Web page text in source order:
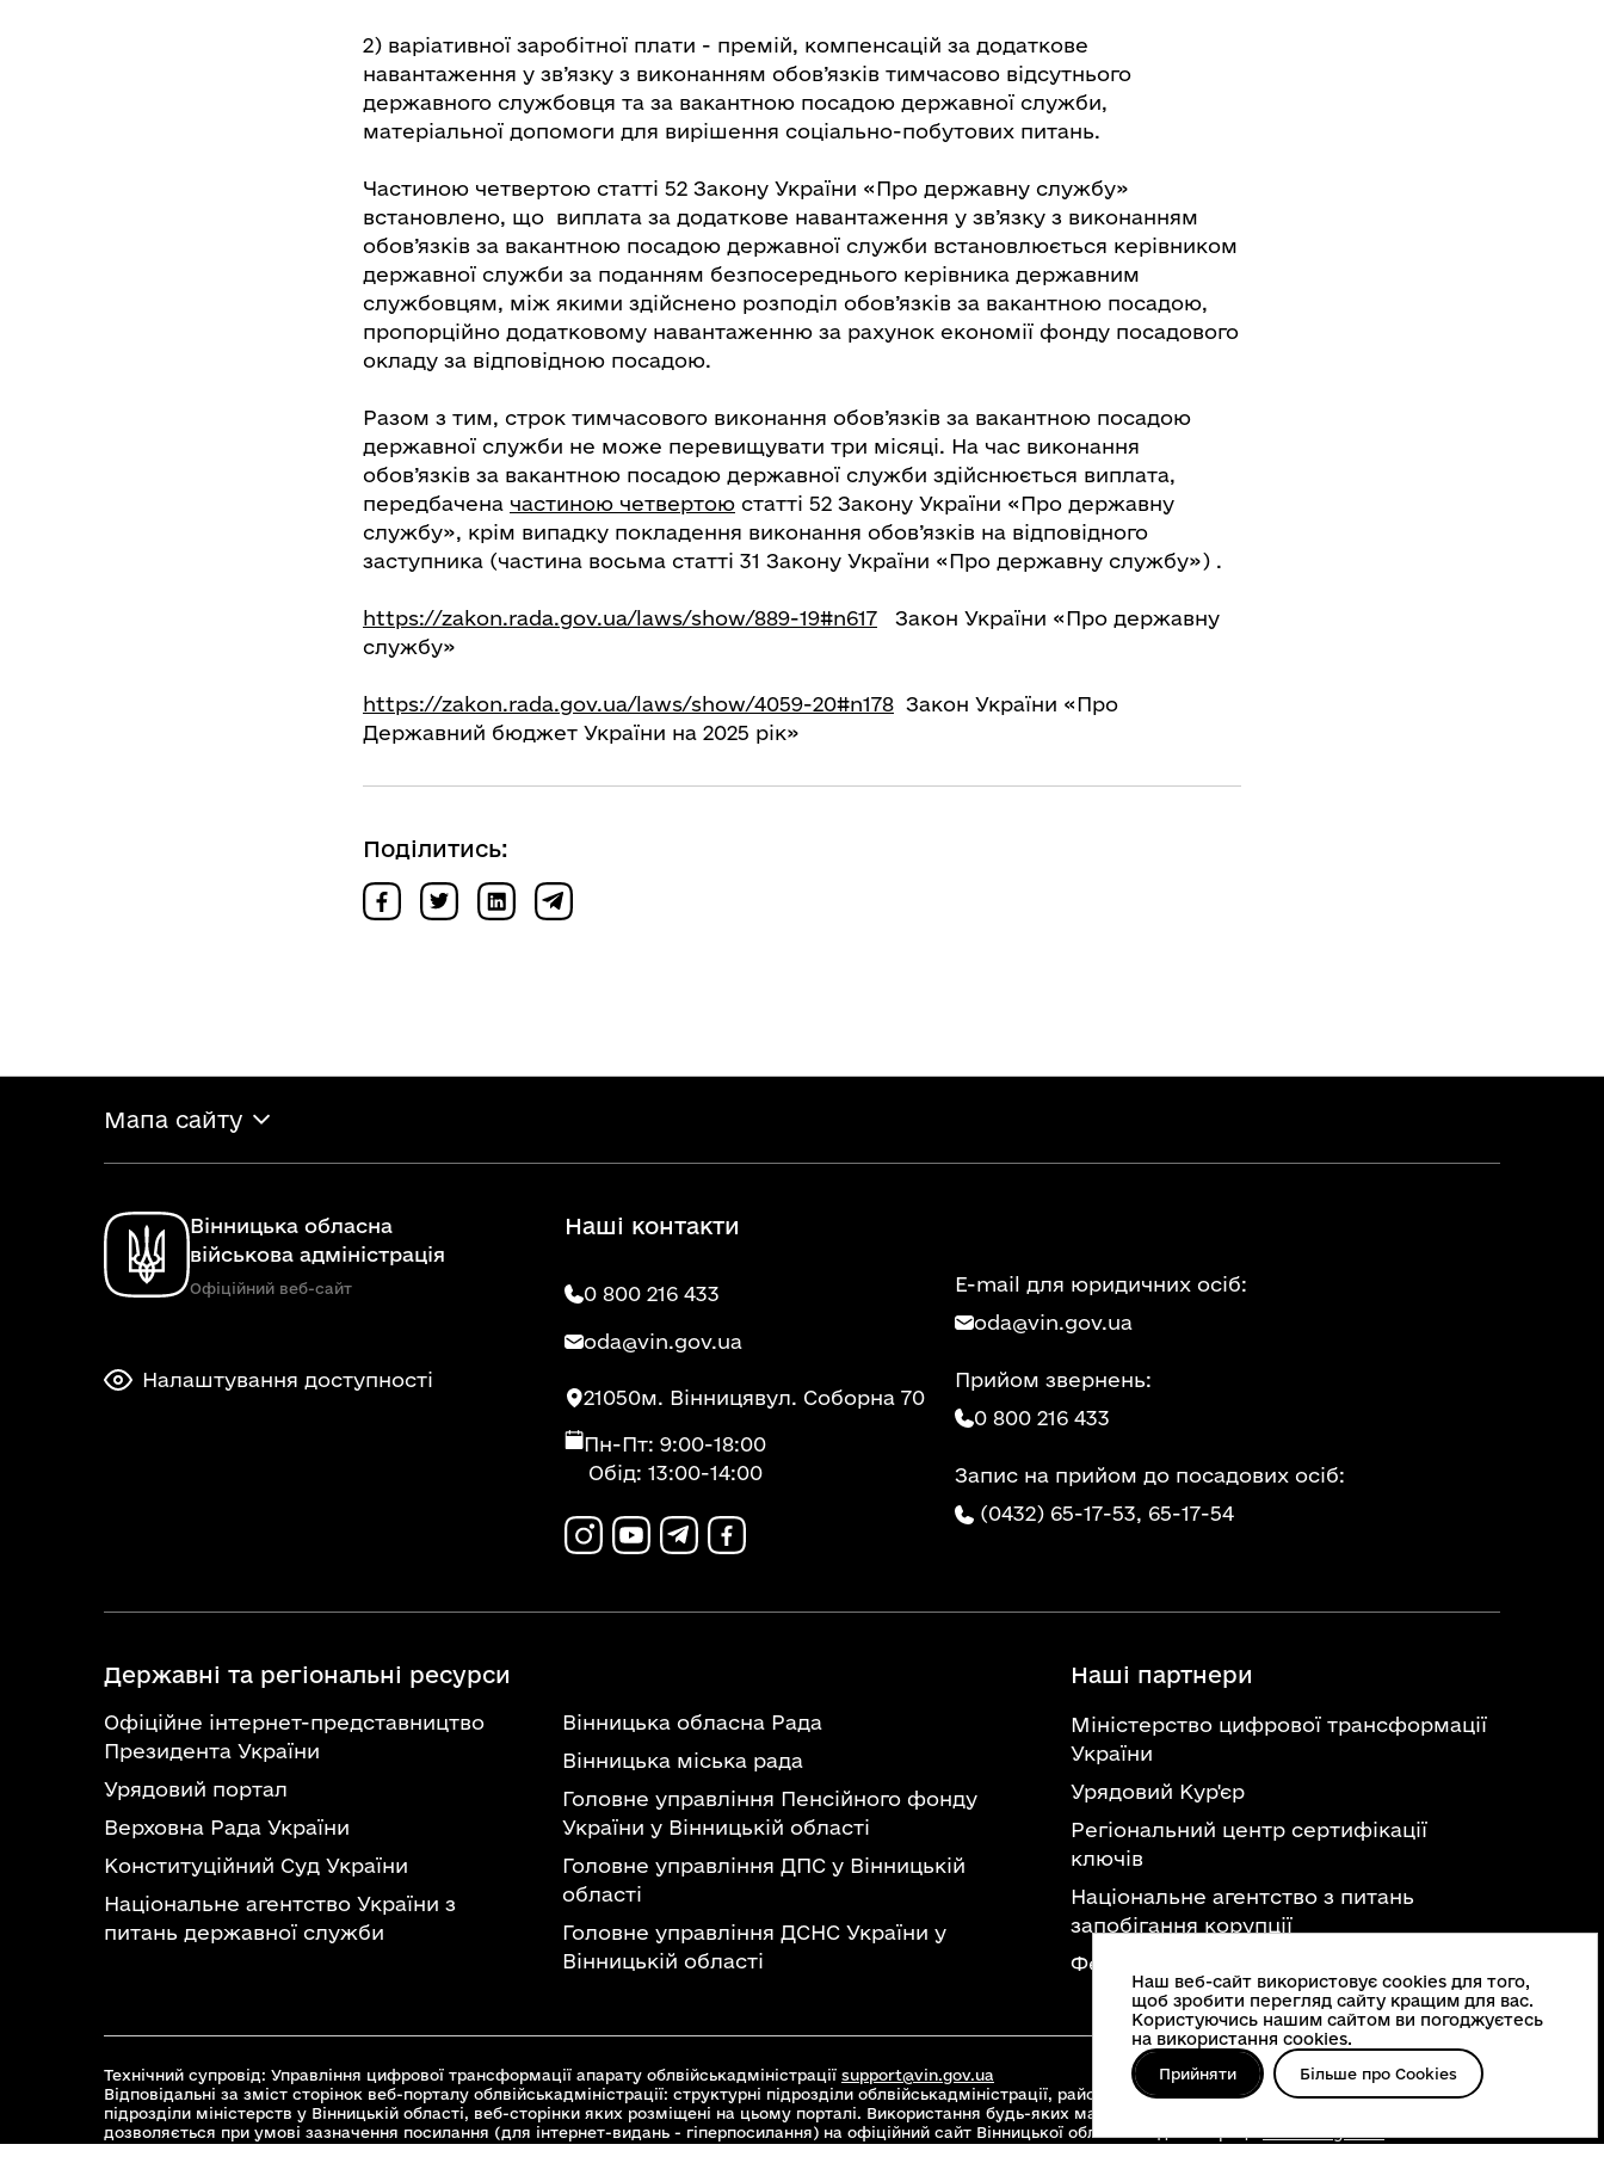
2) варіативної заробітної плати - премій, компенсацій за додаткове
навантаження у зв’язку з виконанням обов’язків тимчасово відсутнього
державного службовця та за вакантною посадою державної служби,
матеріальної допомоги для вирішення соціально-побутових питань.
Частиною четвертою статті 52 Закону України «Про державну службу»
встановлено, що виплата за додаткове навантаження у зв’язку з виконанням
обов’язків за вакантною посадою державної служби встановлюється керівником
державної служби за поданням безпосереднього керівника державним
службовцям, між якими здійснено розподіл обов’язків за вакантною посадою,
пропорційно додатковому навантаженню за рахунок економії фонду посадового
окладу за відповідною посадою.
Разом з тим, строк тимчасового виконання обов’язків за вакантною посадою
державної служби не може перевищувати три місяці. На час виконання
обов’язків за вакантною посадою державної служби здійснюється виплата,
передбачена частиною четвертою статті 52 Закону України «Про державну
службу», крім випадку покладення виконання обов’язків на відповідного
заступника (частина восьма статті 31 Закону України «Про державну службу») .
https://zakon.rada.gov.ua/laws/show/889-19#n617 Закон України «Про державну
службу»
https://zakon.rada.gov.ua/laws/show/4059-20#n178 Закон України «Про
Державний бюджет України на 2025 рік»
Поділитись:
Мапа сайту
Вінницька обласна
військова адміністрація
Офіційний веб-сайт
Налаштування доступності
Наші контакти
0 800 216 433
oda@vin.gov.ua
21050м. Вінницявул. Соборна 70
Пн-Пт: 9:00-18:00
Обід: 13:00-14:00
E-mail для юридичних осіб:
oda@vin.gov.ua
Прийом звернень:
0 800 216 433
Запис на прийом до посадових осіб:
(0432) 65-17-53, 65-17-54
Державні та регіональні ресурси
Офіційне інтернет-представництво
Президента України
Урядовий портал
Верховна Рада України
Конституційний Суд України
Національне агентство України з
питань державної служби
Вінницька обласна Рада
Вінницька міська рада
Головне управління Пенсійного фонду
України у Вінницькій області
Головне управління ДПС у Вінницькій
області
Головне управління ДСНС України у
Вінницькій області
Наші партнери
Міністерство цифрової трансформації
України
Урядовий Кур'єр
Регіональний центр сертифікації
ключів
Національне агентство з питань
запобігання корупції
Федерація професійних спілок України
Технічний супровід: Управління цифрової трансформації апарату облвійськадміністрації support@vin.gov.ua
Відповідальні за зміст сторінок веб-порталу облвійськадміністрації: структурні підрозділи облвійськадміністрації, районні військові адміністрації, територіальні
підрозділи міністерств у Вінницькій області, веб-сторінки яких розміщені на цьому порталі. Використання будь-яких матеріалів, що опубліковані на цьому сайті,
дозволяється при умові зазначення посилання (для інтернет-видань - гіперпосилання) на офіційний сайт Вінницької облвійськадміністрації
Наш веб-сайт використовує cookies для того,
щоб зробити перегляд сайту кращим для вас.
Користуючись нашим сайтом ви погоджуєтесь
на використання cookies.
Прийняти Більше про Cookies